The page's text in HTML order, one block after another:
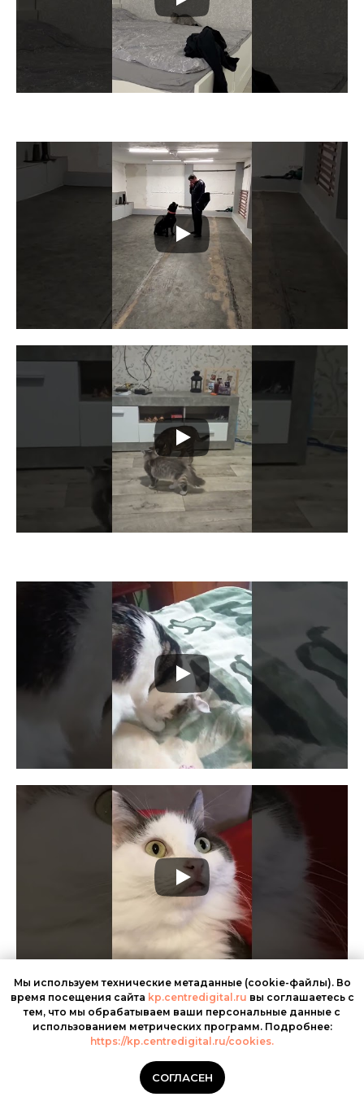
Мы используем технические метаданные (cookie-файлы). Во
время посещения сайта kp.centredigital.ru вы соглашаетесь с
тем, что мы обрабатываем ваши персональные данные с
использованием метрических программ. Подробнее:
https://kp.centredigital.ru/cookies.
СОГЛАСЕН